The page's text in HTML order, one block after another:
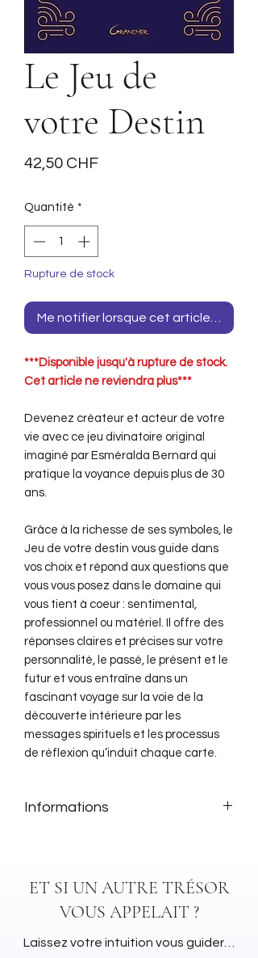
Le Jeu de
votre Destin
42,50 CHFPrix
Quantité *
Rupture de stock
Me notifier lorsque cet article est
***Disponible jusqu'à rupture de stock.
Cet article ne reviendra plus***
Devenez créateur et acteur de votre
vie avec ce jeu divinatoire original
imaginé par Esméralda Bernard qui
pratique la voyance depuis plus de 30
ans.
Grâce à la richesse de ses symboles, le
Jeu de votre destin vous guide dans
vos choix et répond aux questions que
vous vous posez dans le domaine qui
vous tient à coeur : sentimental,
professionnel ou matériel. Il offre des
réponses claires et précises sur votre
personnalité, le passé, le présent et le
futur et vous entraîne dans un
fascinant voyage sur la voie de la
découverte intérieure par les
messages spirituels et les processus
de réflexion qu’induit chaque carte.
Informations
explicatif de 238 pages
ET SI UN AUTRE TRÉSOR
VOUS APPELAIT ?
Laissez votre intuition vous guider…